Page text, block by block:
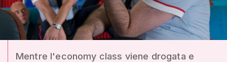
Mentre l'economy class viene drogata e